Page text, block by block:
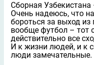
Сборная
Очень надеюсь, что
бороться за выход
вообще футбол – тот
действительно все
И к жизни людей, и к
люди замечательные.